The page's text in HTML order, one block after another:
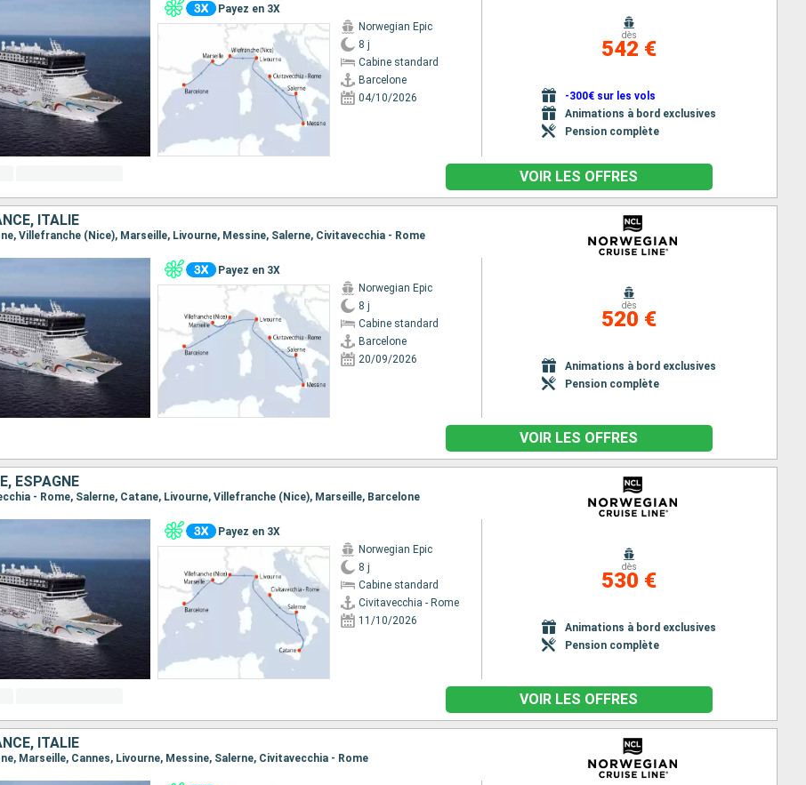
Payez en 3X
Norwegian Epic
8 j
Cabine standard
Barcelone
04/10/2026
dès
542 €
-300€ sur les vols
Animations à bord exclusives
Pension complète
VOIR LES OFFRES
ITALIE
Villefranche (Nice), Marseille, Livourne, Messine, Salerne, Civitavecchia - Rome
Payez en 3X
Norwegian Epic
8 j
Cabine standard
Barcelone
20/09/2026
dès
520 €
Animations à bord exclusives
Pension complète
VOIR LES OFFRES
ESPAGNE
- Rome, Salerne, Catane, Livourne, Villefranche (Nice), Marseille, Barcelone
Payez en 3X
Norwegian Epic
8 j
Cabine standard
Civitavecchia - Rome
11/10/2026
dès
530 €
Animations à bord exclusives
Pension complète
VOIR LES OFFRES
ITALIE
Marseille, Cannes, Livourne, Messine, Salerne, Civitavecchia - Rome